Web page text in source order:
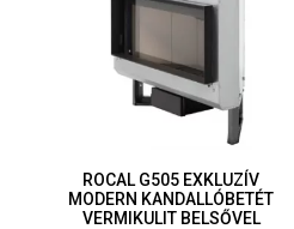
ROCAL G505 EXKLUZÍV
MODERN KANDALLÓBETÉT
VERMIKULIT BELSŐVEL